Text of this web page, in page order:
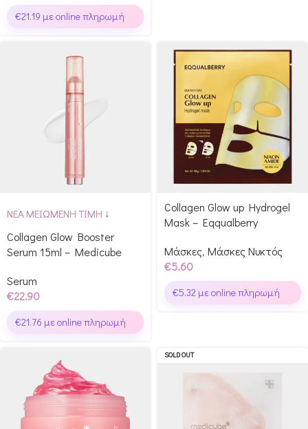
€21.19 με online πληρωμή
ΝΕΑ ΜΕΙΩΜΕΝΗ ΤΙΜΗ ↓
Collagen Glow Booster
Serum 15ml – Medicube
Serum
€22.90
€21.76 με online πληρωμή
Collagen Glow up Hydrogel
Mask – Eqqualberry
Μάσκες, Μάσκες Νυκτός
€5.60
€5.32 με online πληρωμή
SOLD OUT